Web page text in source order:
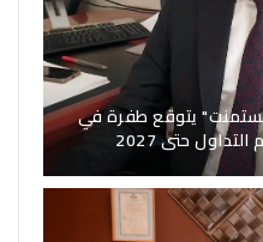
يتوقع طفرة في
حتى 2027